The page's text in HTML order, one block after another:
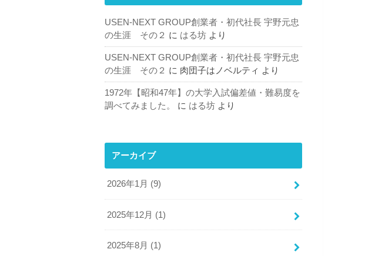
USEN-NEXT GROUP創業者・初代社長 宇野元忠
の生涯 その２ に はる坊 より
USEN-NEXT GROUP創業者・初代社長 宇野元忠
の生涯 その２ に 肉団子はノベルティ より
1972年【昭和47年】の大学入試偏差値・難易度を
調べてみました。
に はる坊 より
アーカイブ
2026年1月 (9)
2025年12月 (1)
2025年8月 (1)